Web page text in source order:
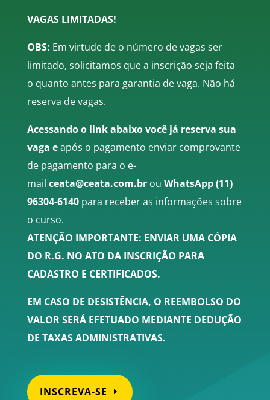
VAGAS LIMITADAS!
OBS: Em virtude de o número de vagas ser
limitado, solicitamos que a inscrição seja feita
o quanto antes para garantia de vaga. Não há
reserva de vagas.
Acessando o link abaixo você já reserva sua
vaga eapós o pagamento enviar comprovante
de pagamento para o e-
mail ceata@ceata.com.br ou WhatsApp(11)
96304-6140 para receber as informações sobre
o curso.
ATENÇÃO IMPORTANTE: ENVIAR UMA CÓPIA
DO R.G. NO ATO DA INSCRIÇÃO PARA
CADASTRO E CERTIFICADOS.
EM CASO DE DESISTÊNCIA, O REEMBOLSO DO
VALOR SERÁ EFETUADO MEDIANTE DEDUÇÃO
DE TAXAS ADMINISTRATIVAS.
INSCREVA-SE